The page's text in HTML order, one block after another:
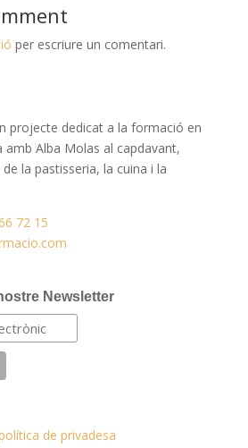
per escriure un comentari.
projecte dedicat a la formació en
amb Alba Molas al capdavant,
la pastisseria, la cuina i la
72 15
Newsletter
de privadesa